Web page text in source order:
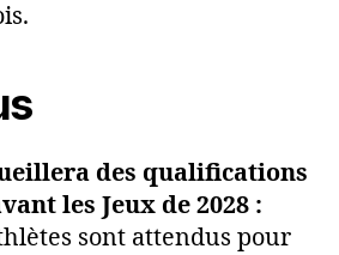
des qualifications
les Jeux de 2028 :
sont attendus pour